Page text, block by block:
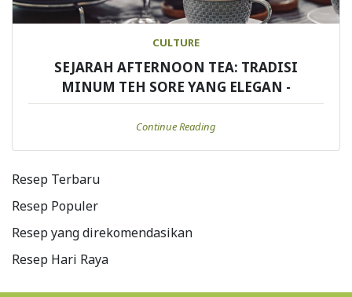
CULTURE
SEJARAH AFTERNOON TEA: TRADISI
MINUM TEH SORE YANG ELEGAN -
Continue Reading
Resep Terbaru
Resep Populer
Resep yang direkomendasikan
Resep Hari Raya